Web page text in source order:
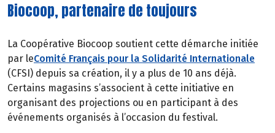
Biocoop, partenaire de toujours
La Coopérative Biocoop soutient cette démarche initiée
par leComité Français pour la Solidarité Internationale
(CFSI) depuis sa création, il y a plus de 10 ans déjà.
Certains magasins s’associent à cette initiative en
organisant des projections ou en participant à des
événements organisés à l’occasion du festival.